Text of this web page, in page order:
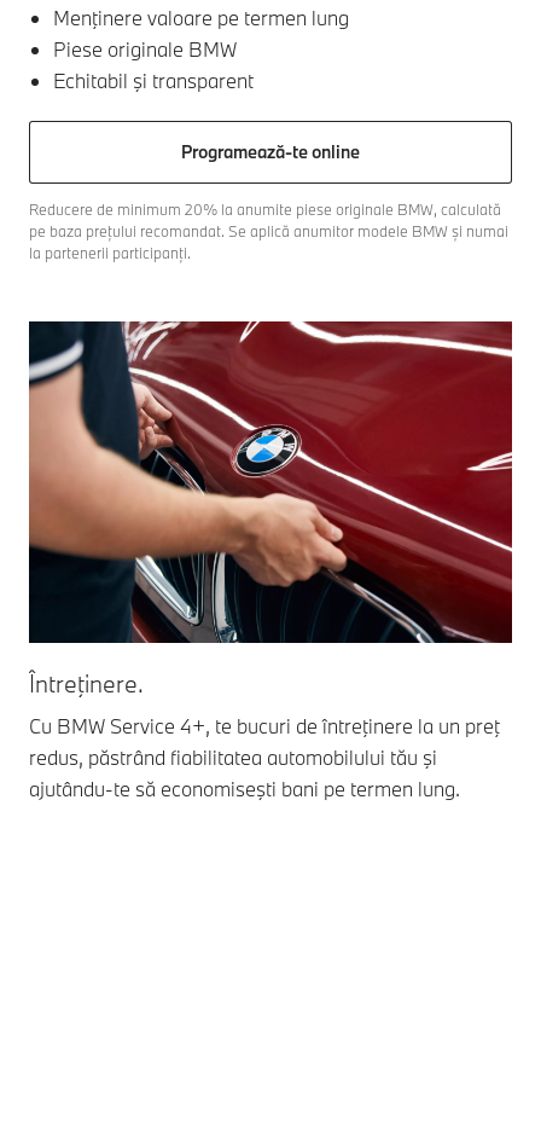
Menţinere valoare pe termen lung
Piese originale BMW
Echitabil şi transparent
Programează-te online
Reducere de minimum 20% la anumite piese originale BMW, calculată
pe baza prețului recomandat. Se aplică anumitor modele BMW și numai
la partenerii participanți.
Întreţinere.
Cu BMW Service 4+, te bucuri de întreţinere la un preţ
redus, păstrând fiabilitatea automobilului tău şi
ajutându-te să economiseşti bani pe termen lung.